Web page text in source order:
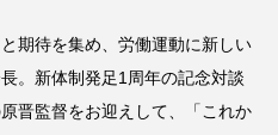
期待を集め、労働運動に新しい
。新体制発足1周年の記念対談
晋監督をお迎えして、「これか